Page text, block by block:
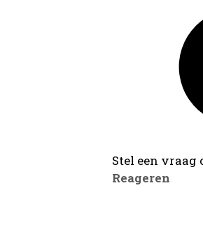
Stel een
Reageren